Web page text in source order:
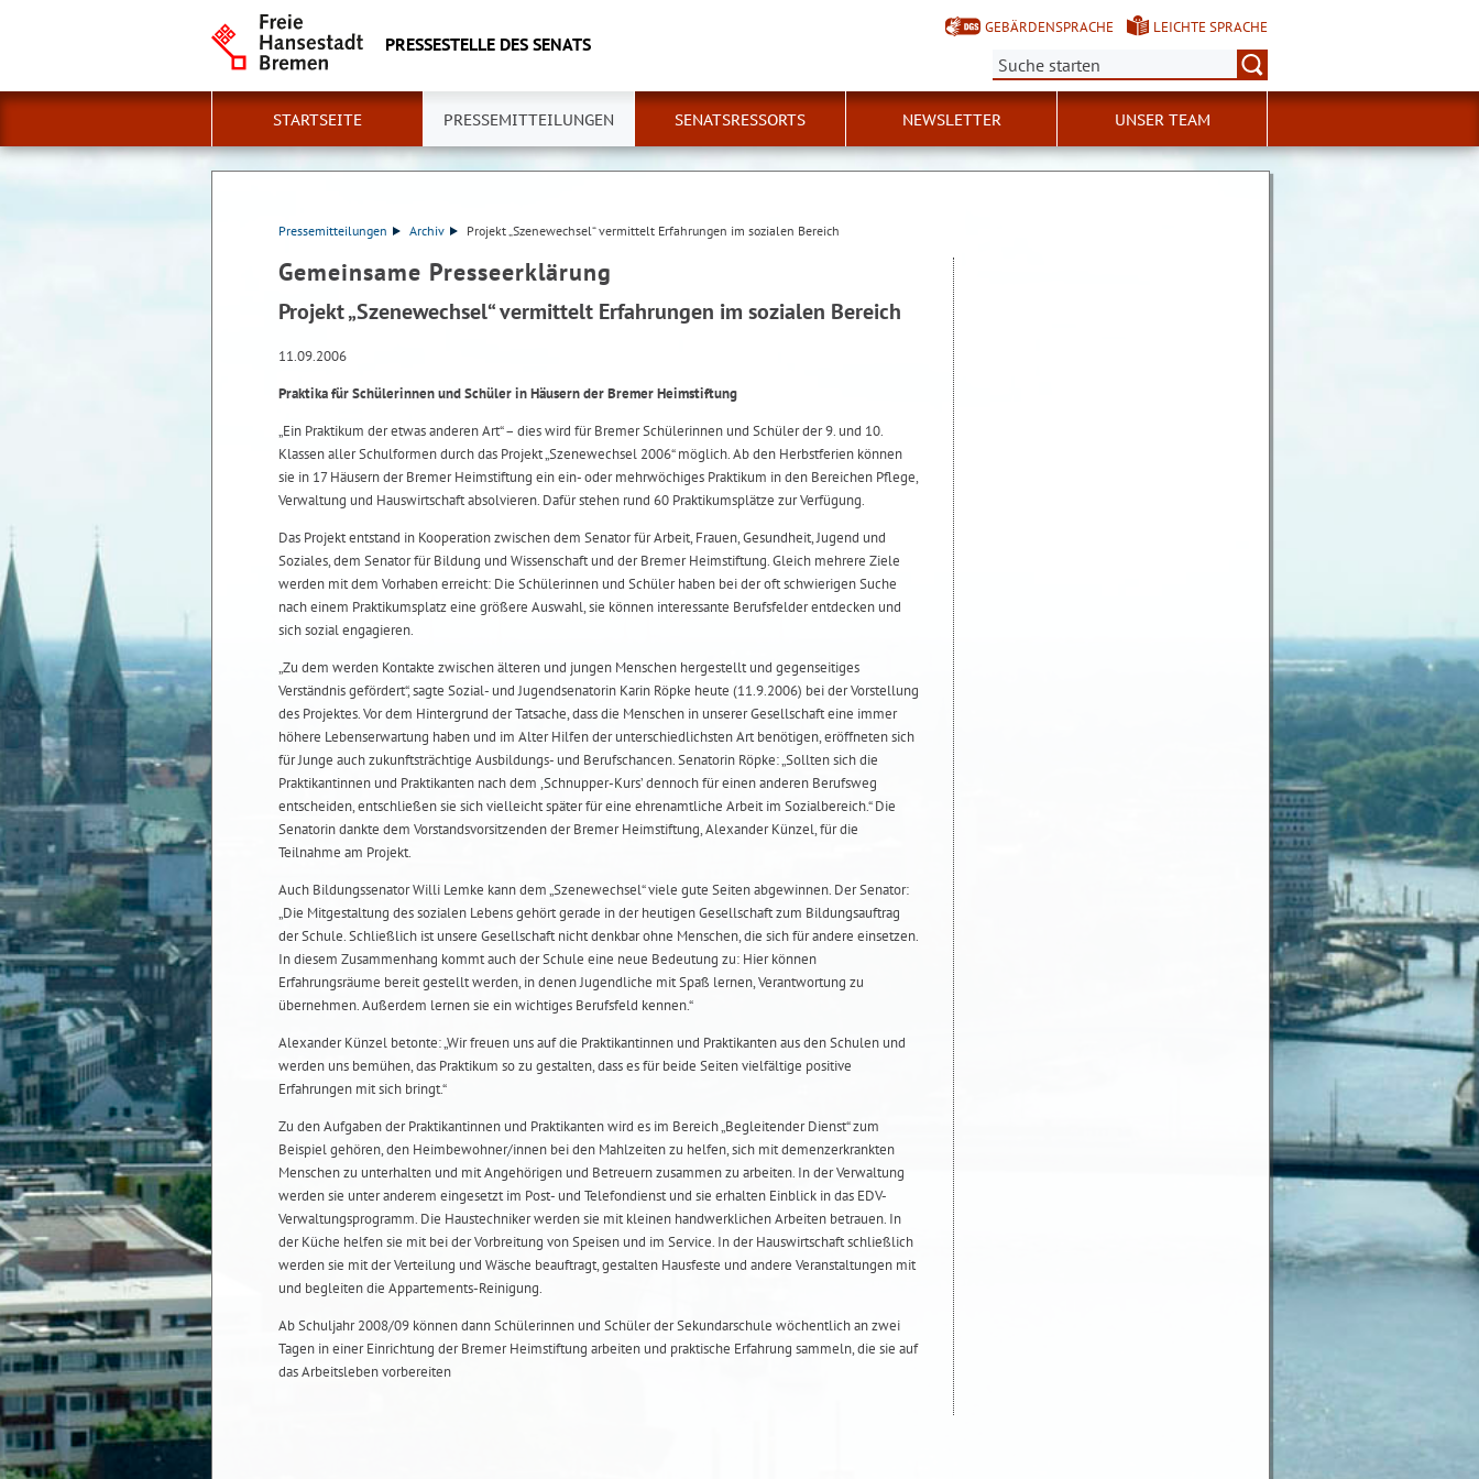
PRESSESTELLE DES SENATS
GEBÄRDENSPRACHE
LEICHTE SPRACHE
Suche:
STARTSEITE PRESSEMITTEILUNGEN SENATSRESSORTS NEWSLETTER UNSER TEAM
Pressemitteilungen Archiv Projekt „Szenewechsel“ vermittelt Erfahrungen im sozialen Bereich
Gemeinsame Presseerklärung
Projekt „Szenewechsel“ vermittelt Erfahrungen im sozialen Bereich
11.09.2006
Praktika für Schülerinnen und Schüler in Häusern der Bremer Heimstiftung
„Ein Praktikum der etwas anderen Art“ – dies wird für Bremer Schülerinnen und Schüler der 9. und 10.
Klassen aller Schulformen durch das Projekt „Szenewechsel 2006“ möglich. Ab den Herbstferien können
sie in 17 Häusern der Bremer Heimstiftung ein ein- oder mehrwöchiges Praktikum in den Bereichen Pflege,
Verwaltung und Hauswirtschaft absolvieren. Dafür stehen rund 60 Praktikumsplätze zur Verfügung.
Das Projekt entstand in Kooperation zwischen dem Senator für Arbeit, Frauen, Gesundheit, Jugend und
Soziales, dem Senator für Bildung und Wissenschaft und der Bremer Heimstiftung. Gleich mehrere Ziele
werden mit dem Vorhaben erreicht: Die Schülerinnen und Schüler haben bei der oft schwierigen Suche
nach einem Praktikumsplatz eine größere Auswahl, sie können interessante Berufsfelder entdecken und
sich sozial engagieren.
„Zu dem werden Kontakte zwischen älteren und jungen Menschen hergestellt und gegenseitiges
Verständnis gefördert“, sagte Sozial- und Jugendsenatorin Karin Röpke heute (11.9.2006) bei der Vorstellung
des Projektes. Vor dem Hintergrund der Tatsache, dass die Menschen in unserer Gesellschaft eine immer
höhere Lebenserwartung haben und im Alter Hilfen der unterschiedlichsten Art benötigen, eröffneten sich
für Junge auch zukunftsträchtige Ausbildungs- und Berufschancen. Senatorin Röpke: „Sollten sich die
Praktikantinnen und Praktikanten nach dem ,Schnupper-Kurs’ dennoch für einen anderen Berufsweg
entscheiden, entschließen sie sich vielleicht später für eine ehrenamtliche Arbeit im Sozialbereich.“ Die
Senatorin dankte dem Vorstandsvorsitzenden der Bremer Heimstiftung, Alexander Künzel, für die
Teilnahme am Projekt.
Auch Bildungssenator Willi Lemke kann dem „Szenewechsel“ viele gute Seiten abgewinnen. Der Senator:
„Die Mitgestaltung des sozialen Lebens gehört gerade in der heutigen Gesellschaft zum Bildungsauftrag
der Schule. Schließlich ist unsere Gesellschaft nicht denkbar ohne Menschen, die sich für andere einsetzen.
In diesem Zusammenhang kommt auch der Schule eine neue Bedeutung zu: Hier können
Erfahrungsräume bereit gestellt werden, in denen Jugendliche mit Spaß lernen, Verantwortung zu
übernehmen. Außerdem lernen sie ein wichtiges Berufsfeld kennen.“
Alexander Künzel betonte: „Wir freuen uns auf die Praktikantinnen und Praktikanten aus den Schulen und
werden uns bemühen, das Praktikum so zu gestalten, dass es für beide Seiten vielfältige positive
Erfahrungen mit sich bringt.“
Zu den Aufgaben der Praktikantinnen und Praktikanten wird es im Bereich „Begleitender Dienst“ zum
Beispiel gehören, den Heimbewohner/innen bei den Mahlzeiten zu helfen, sich mit demenzerkrankten
Menschen zu unterhalten und mit Angehörigen und Betreuern zusammen zu arbeiten. In der Verwaltung
werden sie unter anderem eingesetzt im Post- und Telefondienst und sie erhalten Einblick in das EDV-
Verwaltungsprogramm. Die Haustechniker werden sie mit kleinen handwerklichen Arbeiten betrauen. In
der Küche helfen sie mit bei der Vorbreitung von Speisen und im Service. In der Hauswirtschaft schließlich
werden sie mit der Verteilung und Wäsche beauftragt, gestalten Hausfeste und andere Veranstaltungen mit
und begleiten die Appartements-Reinigung.
Ab Schuljahr 2008/09 können dann Schülerinnen und Schüler der Sekundarschule wöchentlich an zwei
Tagen in einer Einrichtung der Bremer Heimstiftung arbeiten und praktische Erfahrung sammeln, die sie auf
das Arbeitsleben vorbereiten